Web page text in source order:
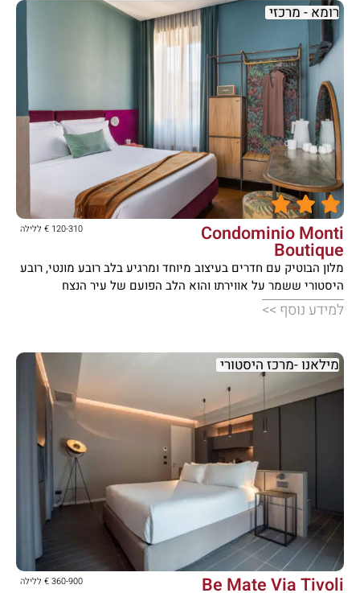





Condominio Monti
Boutique
120-310 € ללילה
מלון הבוטיק עם חדרים בעיצוב מיוחד ומרגיע בלב רובע מונטי, רובע
היסטורי ששמר על אווירתו והוא הלב הפועם של עיר הנצח
למידע נוסף >>
רומא - מרכזי





Be Mate Via Tivoli 360-900 € ללילה
מילאנו -מרכז היסטורי